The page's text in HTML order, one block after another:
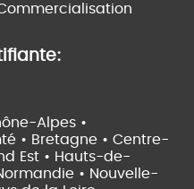
Alpes •
• Bretagne • Centre-
Est • Hauts-de-
• Nouvelle-